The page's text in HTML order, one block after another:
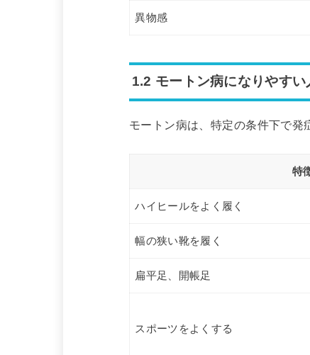
異物感
1.2 モートン病になりやすい
モートン病は、特定の条件下で発
特
ハイヒールをよく履く
幅の狭い靴を履く
扁平足、開帳足
スポーツをよくする